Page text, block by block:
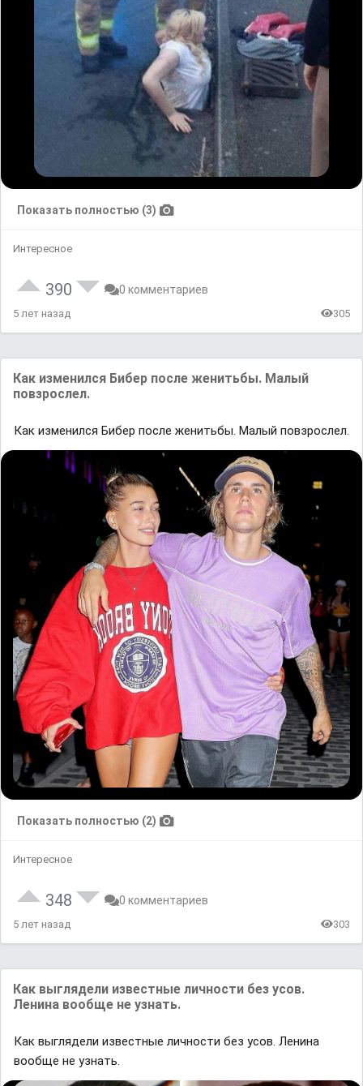
Показать полностью (3)
Интересное
390 0 комментариев
5 лет назад 305
Как изменился Бибер после женитьбы. Малый
повзрослел.
Как изменился Бибер после женитьбы. Малый повзрослел.
Показать полностью (2)
Интересное
348 0 комментариев
5 лет назад 303
Как выглядели известные личности без усов.
Ленина вообще не узнать.
Как выглядели известные личности без усов. Ленина
вообще не узнать.